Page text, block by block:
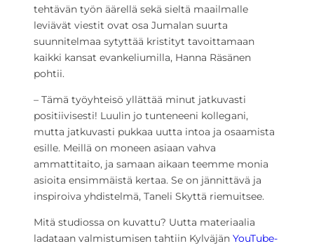
tehtävän työn äärellä sekä sieltä maailmalle
leviävät viestit ovat osa Jumalan suurta
suunnitelmaa sytyttää kristityt tavoittamaan
kaikki kansat evankeliumilla, Hanna Räsänen
pohtii.
– Tämä työyhteisö yllättää minut jatkuvasti
positiivisesti! Luulin jo tunteneeni kollegani,
mutta jatkuvasti pukkaa uutta intoa ja osaamista
esille. Meillä on moneen asiaan vahva
ammattitaito, ja samaan aikaan teemme monia
asioita ensimmäistä kertaa. Se on jännittävä ja
inspiroiva yhdistelmä, Taneli Skyttä riemuitsee.
Mitä studiossa on kuvattu? Uutta materiaalia
ladataan valmistumisen tahtiin Kylväjän YouTube-